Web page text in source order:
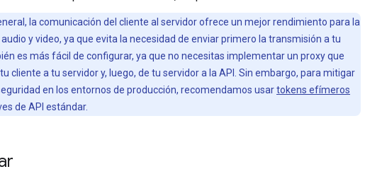
la comunicación del cliente al servidor ofrece un mejor rendimiento para la
y video, ya que evita la necesidad de enviar primero la transmisión a tu
es más fácil de configurar, ya que no necesitas implementar un proxy que
cliente a tu servidor y, luego, de tu servidor a la API. Sin embargo, para mitigar
en los entornos de producción, recomendamos usartokens efímeros
de API estándar.